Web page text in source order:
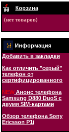
Корзина
(нет товаров)
Информация
Добавить в закладки
Как отличить "серый"
телефон от
сертифицированного
NEWАнонс телефона
Samsung D880 DuoS с
двумя SIM-картами
Обзор телефона Sony
Ericsson P1i